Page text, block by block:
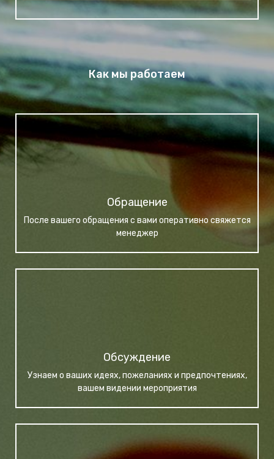
Как мы работаем
Обращение
После вашего обращения с вами оперативно свяжется
менеджер
Обсуждение
Узнаем о ваших идеях, пожеланиях и предпочтениях,
вашем видении мероприятия